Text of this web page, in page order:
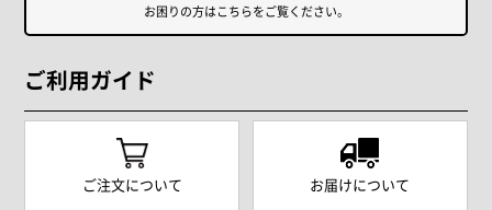
お困りの方はこちらをご覧ください。
ご利用ガイド
ご注文について お届けについて